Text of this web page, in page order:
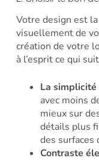
Votre design est
visuellement de
création de votre
à l’esprit ce qui
La
avec moins
mieux sur
détails plus
des surfaces
Contraste